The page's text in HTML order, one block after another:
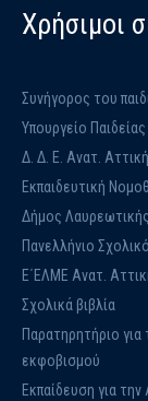
Χρήσιμοι
Συνήγορος του
Υπουργείο
Δ. Δ. Ε. Ανατ.
Εκπαιδευτική
Δήμος Λαυρεωτικής
Πανελλήνιο
Ε΄ΕΛΜΕ Ανατ.
Σχολικά βιβλία
Παρατηρητήριο
εκφοβισμού
Εκπαίδευση για